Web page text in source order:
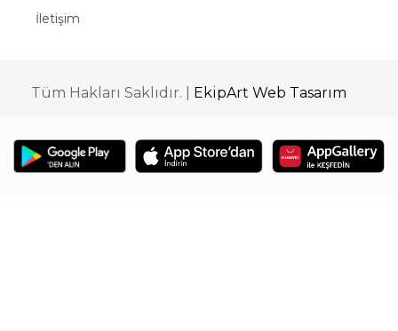
İletişim
Tüm Hakları Saklıdır. | EkipArt Web Tasarım